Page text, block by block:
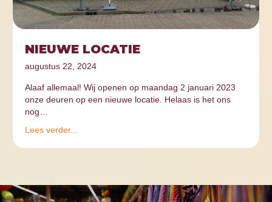
NIEUWE LOCATIE
augustus 22, 2024
Alaaf allemaal! Wij openen op maandag 2 januari 2023
onze deuren op een nieuwe locatie. Helaas is het ons
nog…
Lees verder...